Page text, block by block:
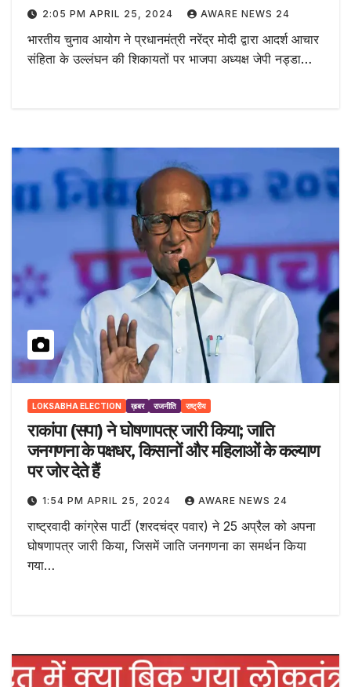
2:05 PM APRIL 25, 2024 AWARE NEWS 24
भारतीय चुनाव आयोग ने प्रधानमंत्री नरेंद्र मोदी द्वारा आदर्श आचार
संहिता के उल्लंघन की शिकायतों पर भाजपा अध्यक्ष जेपी नड्डा…
LOKSABHA ELECTION ख़बर राजनीति राष्ट्रीय
राकांपा (सपा) ने घोषणापत्र जारी किया; जाति
जनगणना के पक्षधर, किसानों और महिलाओं के कल्याण
पर जोर देते हैं
1:54 PM APRIL 25, 2024 AWARE NEWS 24
राष्ट्रवादी कांग्रेस पार्टी (शरदचंद्र पवार) ने 25 अप्रैल को अपना
घोषणापत्र जारी किया, जिसमें जाति जनगणना का समर्थन किया
गया…